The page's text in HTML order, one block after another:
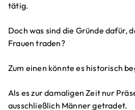
tätig.
Doch was sind die Gründe dafür,
Frauen traden?
Zum einen könnte es historisch
Als es zur damaligen Zeit nur
ausschließlich Männer getradet.